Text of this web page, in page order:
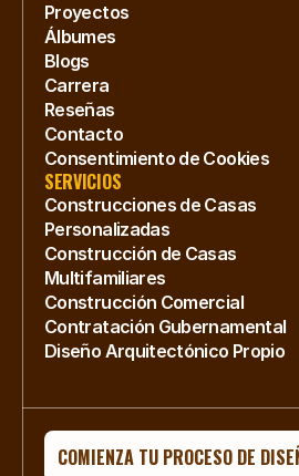
Proyectos
Álbumes
Blogs
Carrera
Reseñas
Contacto
Consentimiento de Cookies
SERVICIOS
Construcciones de Casas
Personalizadas
Construcción de Casas
Multifamiliares
Construcción Comercial
Contratación Gubernamental
Diseño Arquitectónico Propio
COMIENZA TU PROCESO DE